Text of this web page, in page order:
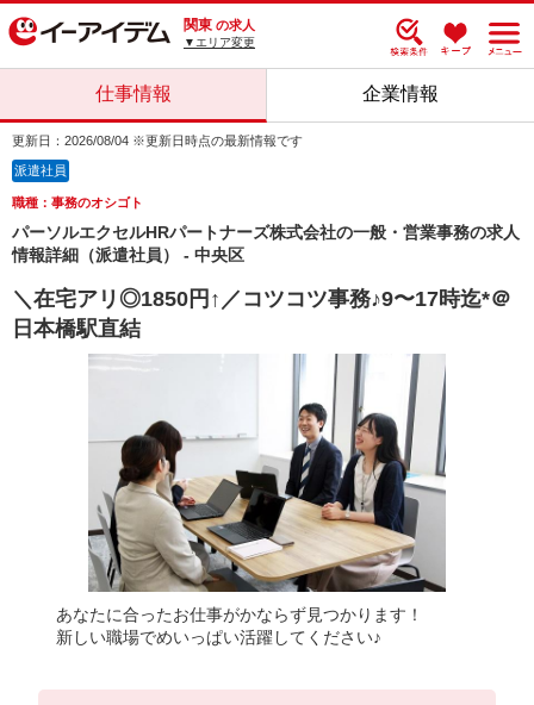
関東 の求人
▼エリア変更
仕事情報 企業情報
更新日：2026/08/04 ※更新日時点の最新情報です
派遣社員
職種：事務のオシゴト
パーソルエクセルHRパートナーズ株式会社の一般・営業事務の求人
情報詳細（派遣社員） - 中央区
＼在宅アリ◎1850円↑／コツコツ事務♪9〜17時迄*＠
日本橋駅直結
あなたに合ったお仕事がかならず見つかります！
新しい職場でめいっぱい活躍してください♪